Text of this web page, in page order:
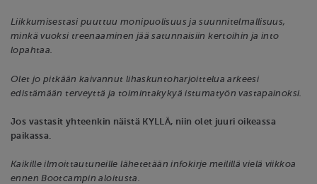
Liikkumisestasi puuttuu monipuolisuus ja suunnitelmallisuus,
minkä vuoksi treenaaminen jää satunnaisiin kertoihin ja into
lopahtaa.
Olet jo pitkään kaivannut lihaskuntoharjoittelua arkeesi
edistämään terveyttä ja toimintakykyä istumatyön vastapainoksi.
Jos vastasit yhteenkin näistä KYLLÄ, niin olet juuri oikeassa
paikassa.
Kaikille ilmoittautuneille lähetetään infokirje meilillä vielä viikkoa
ennen Bootcampin aloitusta.